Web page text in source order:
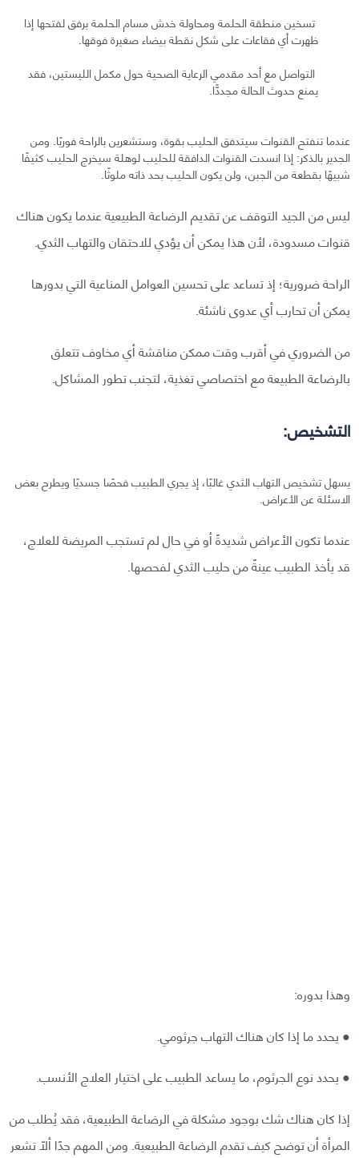
تسخين منطقة الحلمة ومحاولة خدش مسام الحلمة برفق لفتحها إذا
ظهرت أي فقاعات على شكل نقطة بيضاء صغيرة فوقها.
التواصل مع أحد مقدمي الرعاية الصحية حول مكمل الليستين، فقد
يمنع حدوث الحالة مجددًّا.
عندما تنفتح القنوات سيتدفق الحليب بقوة، وستشعرين بالراحة فوريًا. ومن
الجدير بالذكر: إذا انسدت القنوات الدافقة للحليب لوهلة سيخرج الحليب كثيفًا
شبيهًا بقطعة من الجبن، ولن يكون الحليب بحد ذاته ملوثًا.
ليس من الجيد التوقف عن تقديم الرضاعة الطبيعية عندما يكون هناك
قنوات مسدودة، لأن هذا يمكن أن يؤدي للاحتقان والتهاب الثدي.
الراحة ضرورية؛ إذ تساعد على تحسين العوامل المناعية التي بدورها
يمكن أن تحارب أي عدوى ناشئة.
من الضروري في أقرب وقت ممكن مناقشة أي مخاوف تتعلق
بالرضاعة الطبيعة مع اختصاصي تغذية، لتجنب تطور المشاكل.
التشخيص:
يسهل تشخيص التهاب الثدي غالبًا، إذ يجري الطبيب فحصًا جسديًا ويطرح بعض
الاسئلة عن الأعراض.
عندما تكون الأعراض شديدةً أو في حال لم تستجب المريضة للعلاج،
قد يأخذ الطبيب عينةً من حليب الثدي لفحصها.
وهذا بدوره:
● يحدد ما إذا كان هناك التهاب جرثومي.
● يحدد نوع الجرثوم، ما يساعد الطبيب على اختيار العلاج الأنسب.
إذا كان هناك شك بوجود مشكلة في الرضاعة الطبيعية، فقد يُطلب من
المرأة أن توضح كيف تقدم الرضاعة الطبيعية. ومن المهم جدًا ألّا تشعر